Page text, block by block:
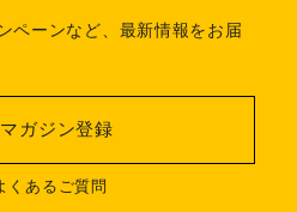
ペーンなど、最新情報をお届
ガジン登録
くあるご質問